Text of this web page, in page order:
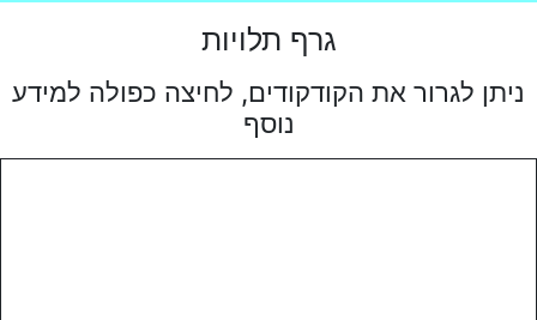
גרף תלויות
ניתן לגרור את הקודקודים, לחיצה כפולה למידע
נוסף